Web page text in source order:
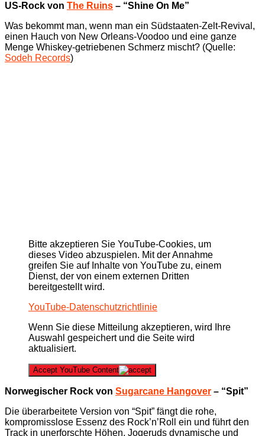
US-Rock von The Ruins – “Shine On Me”
Was bekommt man, wenn man ein Südstaaten-Zelt-Revival,
einen Hauch von New Orleans-Voodoo und eine ganze
Menge Whiskey-getriebenen Schmerz mischt? (Quelle:
Sodeh Records)
Bitte akzeptieren Sie YouTube-Cookies, um
dieses Video abzuspielen. Mit der Annahme
greifen Sie auf Inhalte von YouTube zu, einem
Dienst, der von einem externen Dritten
bereitgestellt wird.
YouTube-Datenschutzrichtlinie
Wenn Sie diese Mitteilung akzeptieren, wird Ihre
Auswahl gespeichert und die Seite wird
aktualisiert.
Accept YouTube Content
Norwegischer Rock von Sugarcane Hangover – “Spit”
Die überarbeitete Version von “Spit” fängt die rohe,
kompromisslose Essenz des Rock’n’Roll ein und führt den
Track in unerforschte Höhen. Jogeruds dynamische und